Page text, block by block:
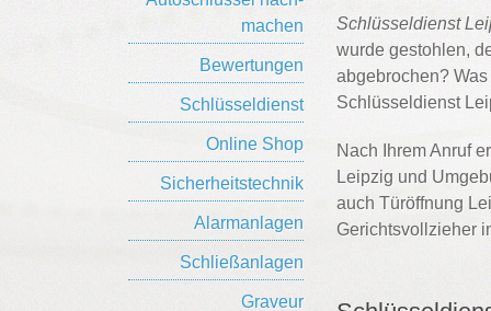
machen
Bewertungen
Schlüsseldienst
Online Shop
Sicherheitstechnik
Alarmanlagen
Schließanlagen
Graveur
Schlüsseldienst
wurde gestohlen,
abgebrochen?
Schlüsseldienst
Nach Ihrem Anruf
Leipzig und
auch Türöffnung
Gerichtsvollzieher